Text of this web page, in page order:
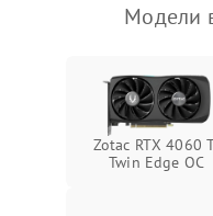
Модели
Zotac RTX 4060
Twin Edge OC